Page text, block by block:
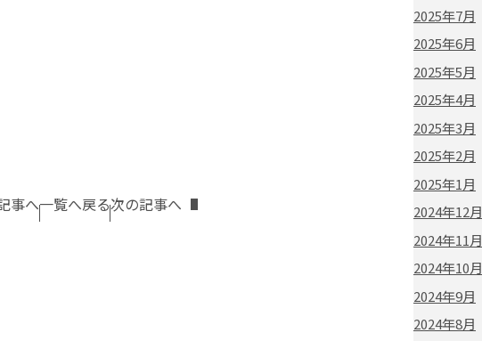
事へ一覧へ戻る次の記事へ
2025年7月
2025年6月
2025年5月
2025年4月
2025年3月
2025年2月
2025年1月
2024年12月
2024年11月
2024年10月
2024年9月
2024年8月